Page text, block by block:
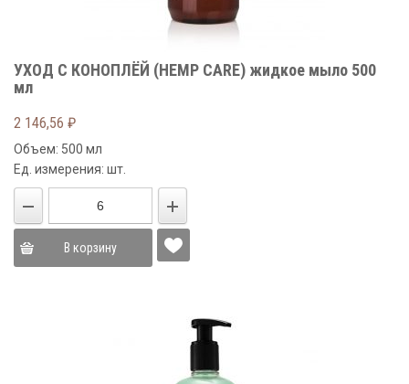
УХОД С КОНОПЛЁЙ (HEMP CARE) жидкое мыло 500
мл
2 146,56 ₽
Объем: 500 мл
Ед. измерения: шт.
В корзину